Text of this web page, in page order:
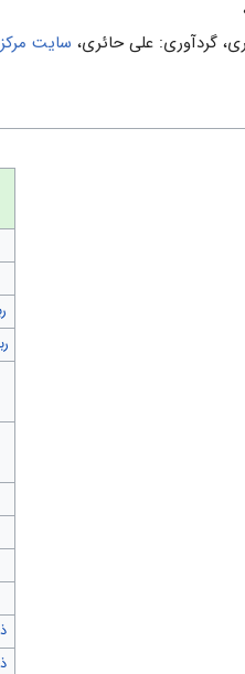
گردآورى: على حائرى، سایت